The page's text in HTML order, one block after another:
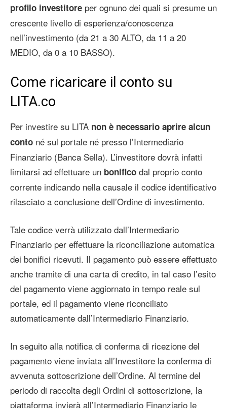
profilo investitore per ognuno dei quali si presume un
crescente livello di esperienza/conoscenza
nell’investimento (da 21 a 30 ALTO, da 11 a 20
MEDIO, da 0 a 10 BASSO).
Come ricaricare il conto su
LITA.co
Per investire su LITA non è necessario aprire alcun
conto né sul portale né presso l’Intermediario
Finanziario (Banca Sella). L’investitore dovrà infatti
limitarsi ad effettuare un bonifico dal proprio conto
corrente indicando nella causale il codice identificativo
rilasciato a conclusione dell’Ordine di investimento.
Tale codice verrà utilizzato dall’Intermediario
Finanziario per effettuare la riconciliazione automatica
dei bonifici ricevuti. Il pagamento può essere effettuato
anche tramite di una carta di credito, in tal caso l’esito
del pagamento viene aggiornato in tempo reale sul
portale, ed il pagamento viene riconciliato
automaticamente dall’Intermediario Finanziario.
In seguito alla notifica di conferma di ricezione del
pagamento viene inviata all’Investitore la conferma di
avvenuta sottoscrizione dell’Ordine. Al termine del
periodo di raccolta degli Ordini di sottoscrizione, la
piattaforma invierà all’Intermediario Finanziario le